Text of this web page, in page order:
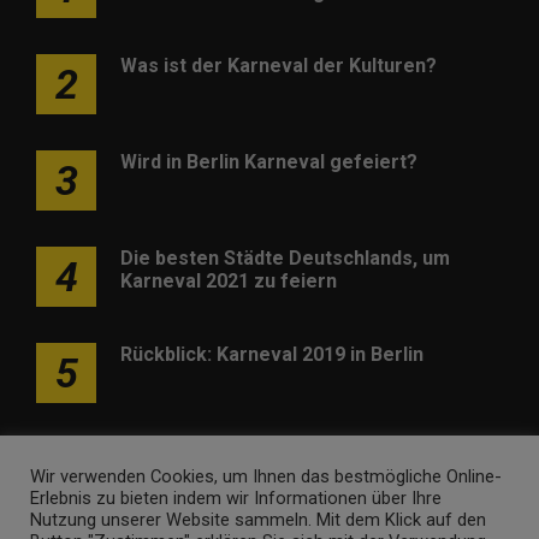
2 Was ist der Karneval der Kulturen?
3 Wird in Berlin Karneval gefeiert?
4
Die besten Städte Deutschlands, um
Karneval 2021 zu feiern
5 Rückblick: Karneval 2019 in Berlin
Wir verwenden Cookies, um Ihnen das bestmögliche Online-
Erlebnis zu bieten indem wir Informationen über Ihre
Nutzung unserer Website sammeln. Mit dem Klick auf den